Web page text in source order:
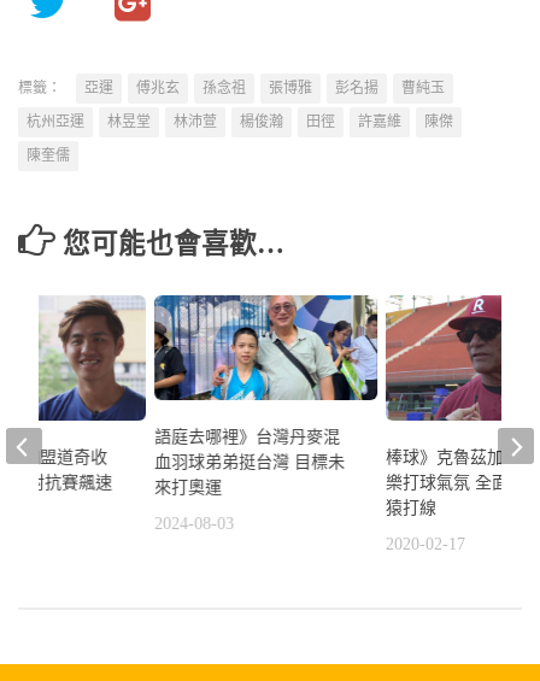
標籤： 亞運 傅兆玄 孫念祖 張博雅 彭名揚
曹純玉
杭州亞運
林昱堂 林沛萱 楊俊瀚 田徑 許嘉維
陳傑
陳奎儒
您可能也會喜歡…
語庭去哪裡》台灣丹麥混
血羽球弟弟挺台灣 目標未
來打奧運
2024-08-03
棒球》克魯茲加入
樂打球氣氛 全面升
猿打線
2020-02-17
均加盟道奇收
星對抗賽飆速